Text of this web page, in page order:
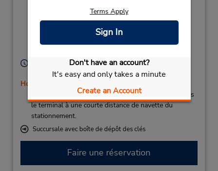
Terms Apply
Sign In
Don't have an account?
It's easy and only takes a minute
Create an Account
Shuttle Bus Stop N 15,
Islands),
Heures d'exploitation :
Sun - Sat 7:00 AM - 11:00 PM
Holiday Hours
Si vous arrivez, le comptoir de location se trouve dans
le terminal à une courte distance de navette du
stationnement.
Succursale avec boîte de dépôt des clés
Faire une réservation